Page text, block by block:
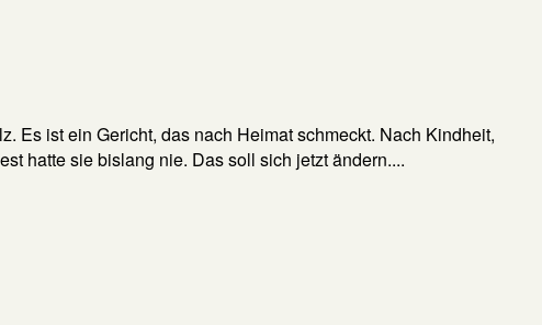
Es ist ein Gericht, das nach Heimat schmeckt. Nach Kindheit,
hatte sie bislang nie. Das soll sich jetzt ändern....